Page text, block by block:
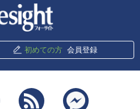
初めての方 会員登録
Twitter RSS